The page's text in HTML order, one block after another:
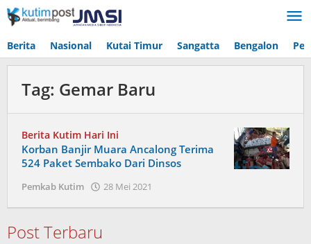
Lewati
ke
Berita Nasional Kutai Timur Sangatta Bengalon
Tag: Gemar Baru
Berita Kutim Hari Ini
Korban Banjir Muara Ancalong Terima
524 Paket Sembako Dari Dinsos
Pemkab Kutim 28 Mei 2021
Post Terbaru